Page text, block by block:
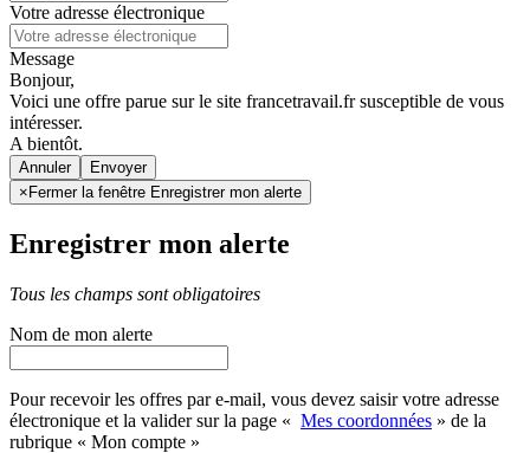
Votre adresse électronique
Message
Bonjour,
Voici une offre parue sur le site francetravail.fr susceptible de vous
intéresser.
A bientôt.
Annuler
× Fermer la fenêtre Enregistrer mon alerte
Enregistrer mon alerte
Tous les champs sont obligatoires
Nom de mon alerte
Pour recevoir les offres par e-mail, vous devez saisir votre adresse
électronique et la valider sur la page « Mes coordonnées » de la
rubrique « Mon compte »